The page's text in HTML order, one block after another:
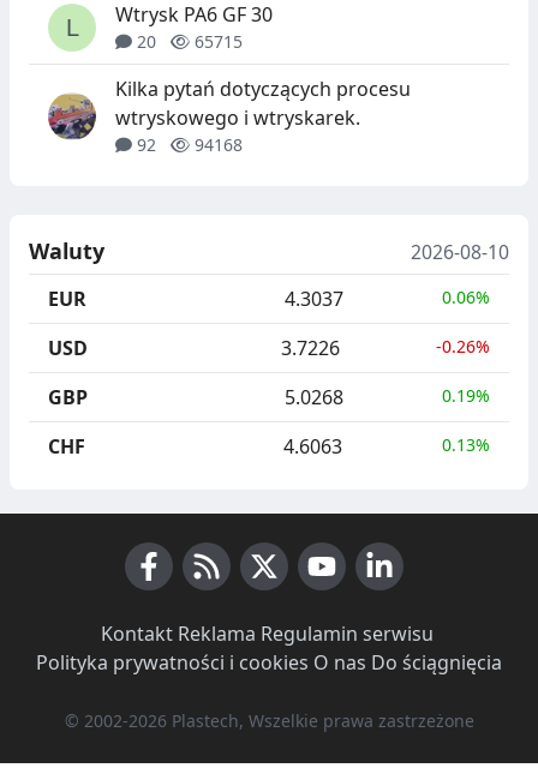
Wtrysk PA6 GF 30
20 65715
Kilka pytań dotyczących procesu
wtryskowego i wtryskarek.
92 94168
Waluty
2026-08-10
EUR
4.3037 0.06%
USD 3.7226 -0.26%
GBP 5.0268 0.19%
CHF 4.6063 0.13%
Kontakt· Reklama Regulamin serwisu
Polityka prywatności i cookies O nas Do ściągnięcia
© 2002-2026 Plastech, Wszelkie prawa zastrzeżone